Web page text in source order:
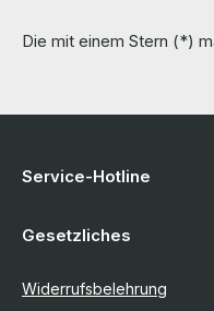
Die mit einem Stern (*)
Service-Hotline
Gesetzliches
Widerrufsbelehrung